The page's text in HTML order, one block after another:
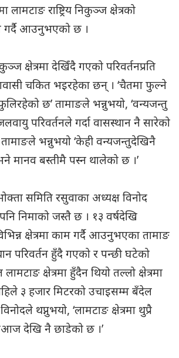
लामटाङ राष्ट्रिय निकुञ्ज क्षेत्रको
गर्दै आउनुभएको छ ।
क्षेत्रमा देखिँदै गएको परिवर्तनप्रति
चकित भइरहेका छन् । ‘चैतमा फुल्ने
छ’ तामाङले भन्नुभयो, ‘वन्यजन्तु
परिवर्तनले गर्दा वासस्थान नै सारेको
तामाङले भन्नुभयो ‘केही वन्यजन्तुदेखिनै
मानव बस्तीमै पस्न थालेको छ ।’
समिति रसुवाका अध्यक्ष विनोद
निमाको जस्तै छ । १३ वर्षदेखि
क्षेत्रमा काम गर्दै आउनुभएका तामाङ
परिवर्तन हुँदै गएको र पन्छी घटेको
क्षेत्रमा हुँदैन थियो तल्लो क्षेत्रमा
३ हजार मिटरको उचाइसम्म बँदेल
थप्नुभयो, ‘लामटाङ क्षेत्रमा थुप्रै
देखि नै छाडेको छ ।’